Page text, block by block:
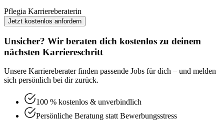
Pflegia Karriereberaterin
Jetzt kostenlos anfordern
Unsicher? Wir beraten dich kostenlos zu deinem
nächsten Karriereschritt
Unsere Karriereberater finden passende Jobs für dich – und melden
sich persönlich bei dir zurück.
100 % kostenlos & unverbindlich
Persönliche Beratung statt Bewerbungsstress